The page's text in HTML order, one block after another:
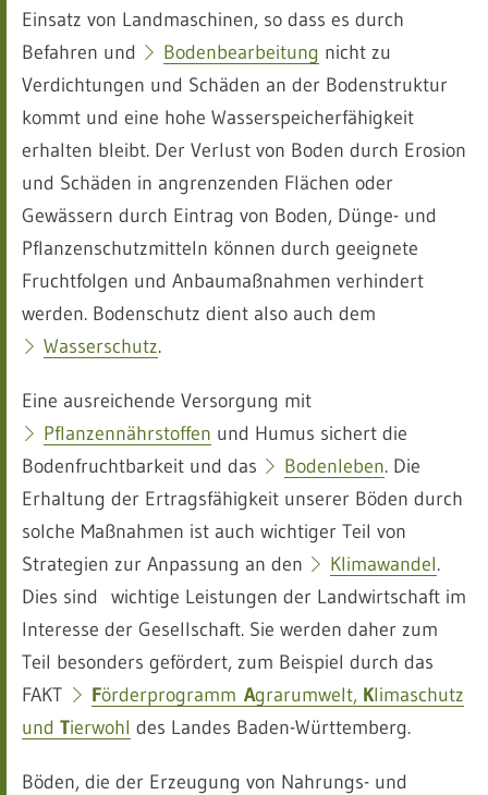
Einsatz von Landmaschinen, so dass es durch
Befahren und
Bodenbearbeitung nicht zu
Verdichtungen und Schäden an der Bodenstruktur
kommt und eine hohe Wasserspeicherfähigkeit
erhalten bleibt. Der Verlust von Boden durch Erosion
und Schäden in angrenzenden Flächen oder
Gewässern durch Eintrag von Boden, Dünge- und
Pflanzenschutzmitteln können durch geeignete
Fruchtfolgen und Anbaumaßnahmen verhindert
werden. Bodenschutz dient also auch dem
Wasserschutz.
Eine ausreichende Versorgung mit
Pflanzennährstoffen und Humus sichert die
Bodenfruchtbarkeit und das
Bodenleben. Die
Erhaltung der Ertragsfähigkeit unserer Böden durch
solche Maßnahmen ist auch wichtiger Teil von
Strategien zur Anpassung an den
Klimawandel.
Dies sind wichtige Leistungen der Landwirtschaft im
Interesse der Gesellschaft. Sie werden daher zum
Teil besonders gefördert, zum Beispiel durch das
FAKT
Förderprogramm Agrarumwelt, Klimaschutz
und Tierwohl des Landes Baden-Württemberg.
Böden, die der Erzeugung von Nahrungs- und